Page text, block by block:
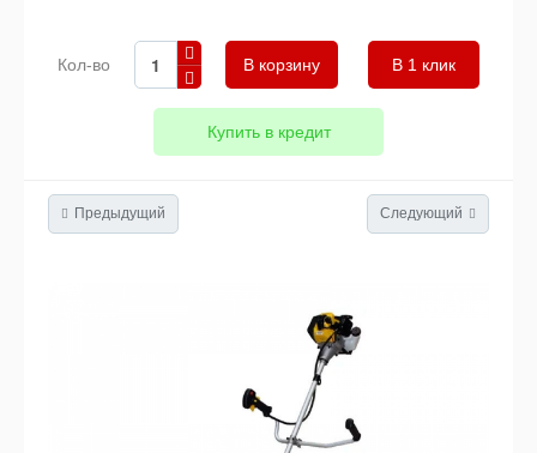
Кол-во В 1 клик
Купить в кредит
Предыдущий Следующий